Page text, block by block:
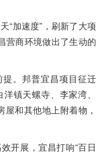
“加速度”，刷新了大项
营商环境做出了生动的
。邦普宜昌项目征迁
镇天螺寺、李家湾、
和其他地上附着物，
开展，宜昌打响“百日